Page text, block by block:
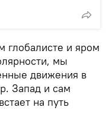
и яром
мы
движения в
Запад и сам
на путь